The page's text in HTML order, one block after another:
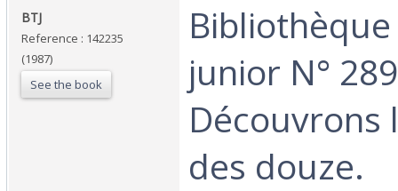
‎BTJ ‎
Reference : 142235
(1987)
See the book
junior N°
Découvrons
des douze.‎